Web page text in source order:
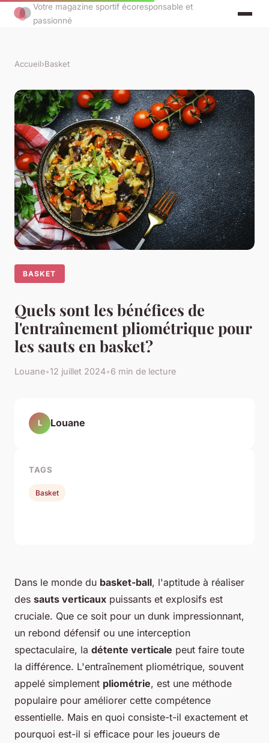
Votre magazine sportif écoresponsable et
passionné
Accueil›Basket
BASKET
Quels sont les bénéfices de
l'entraînement pliométrique pour
les sauts en basket?
Louane•12 juillet 2024•6 min de lecture
Dans le monde du basket-ball, l'aptitude à réaliser
des sauts verticaux puissants et explosifs est
cruciale. Que ce soit pour un dunk impressionnant,
un rebond défensif ou une interception
spectaculaire, la détente verticale peut faire toute
la différence. L'entraînement pliométrique, souvent
appelé simplement pliométrie, est une méthode
populaire pour améliorer cette compétence
essentielle. Mais en quoi consiste-t-il exactement et
pourquoi est-il si efficace pour les joueurs de
L Louane
TAGS
Basket